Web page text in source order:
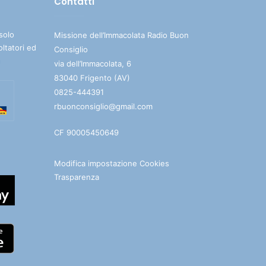
ed
Missione dell’Immacolata Radio Buon
Consiglio
via dell’Immacolata, 6
83040 Frigento (AV)
0825-444391
rbuonconsiglio@gmail.com
CF 90005450649
Modifica impostazione Cookies
Trasparenza